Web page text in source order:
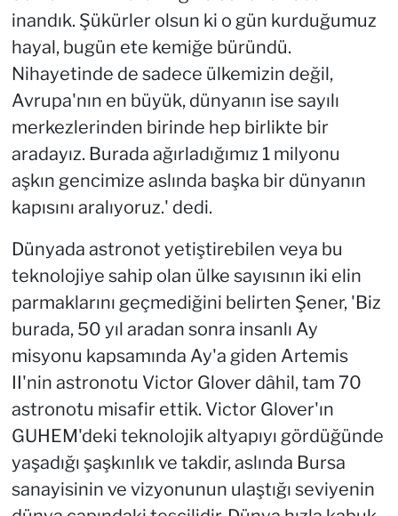
inandık. Şükürler olsun ki o gün kurduğumuz
hayal, bugün ete kemiğe büründü.
Nihayetinde de sadece ülkemizin değil,
Avrupa'nın en büyük, dünyanın ise sayılı
merkezlerinden birinde hep birlikte bir
aradayız. Burada ağırladığımız 1 milyonu
aşkın gencimize aslında başka bir dünyanın
kapısını aralıyoruz.' dedi.
Dünyada astronot yetiştirebilen veya bu
teknolojiye sahip olan ülke sayısının iki elin
parmaklarını geçmediğini belirten Şener, 'Biz
burada, 50 yıl aradan sonra insanlı Ay
misyonu kapsamında Ay'a giden Artemis
II'nin astronotu Victor Glover dâhil, tam 70
astronotu misafir ettik. Victor Glover'ın
GUHEM'deki teknolojik altyapıyı gördüğünde
yaşadığı şaşkınlık ve takdir, aslında Bursa
sanayisinin ve vizyonunun ulaştığı seviyenin